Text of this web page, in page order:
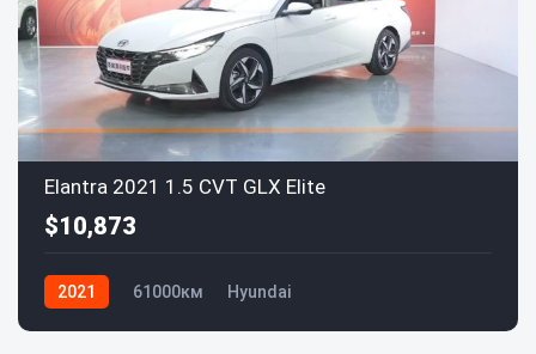
Elantra 2021 1.5 CVT GLX Elite
$10,873
2021 61000км Hyundai